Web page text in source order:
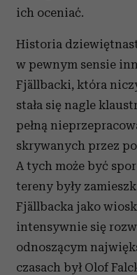
ich oceniać.
Historia
w pewnym sensie
Fjällbacki, która
stała się nagle
pełną
skrywanych przez
A tych może być
tereny były
Fjällbacka jako
intensywnie się
odnoszącym
czasach był Olof